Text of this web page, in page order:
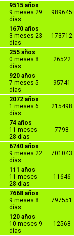
9515 años
9 meses 29
días
989645
1670 años
3 meses 23
días
173712
255 años
0 meses 8
días
26522
920 años
7 meses 5
días
95741
2072 años
1 meses 6
días
215498
74 años
11 meses
28 días
7798
6740 años
9 meses 22
días
701043
111 años
11 meses
28 días
11646
7668 años
9 meses 8
días
797551
120 años
10 meses 9
días
12568